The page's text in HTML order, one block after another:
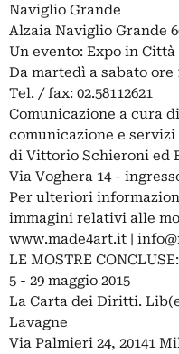
Naviglio Grande
Alzaia Naviglio Grande
Un evento: Expo in Città
Da martedì a sabato ore
Tel. / fax: 02.58112621
Comunicazione a cura
comunicazione e
di Vittorio Schieroni ed
Via Voghera 14 -
Per ulteriori
immagini relativi alle
www.made4art.it |
LE MOSTRE CONCLUSE:
5 - 29 maggio 2015
La Carta dei Diritti.
Lavagne
Via Palmieri 24, 20141